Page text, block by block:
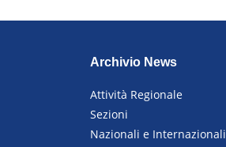
Archivio News
Attività Regionale
Sezioni
Nazionali e Internazionali